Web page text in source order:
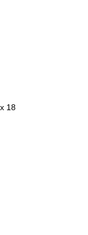
18